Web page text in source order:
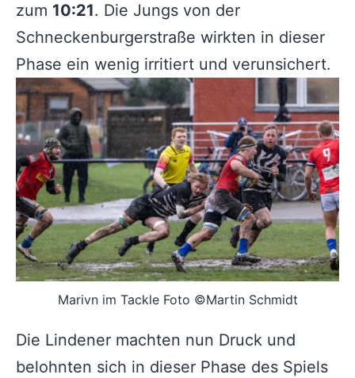
zum 10:21. Die Jungs von der
Schneckenburgerstraße wirkten in dieser
Phase ein wenig irritiert und verunsichert.
Marivn im Tackle Foto ©Martin Schmidt
Die Lindener machten nun Druck und
belohnten sich in dieser Phase des Spiels